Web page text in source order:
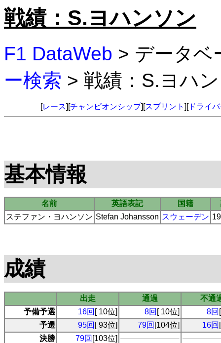
戦績：S.ヨハンソン
F1 DataWeb > データ
ー検索 > 戦績：S.ヨハ
[レース][チャンピオンシップ][スプリント ][ドライ
基本情報
名前 英語表記 国籍
ステファン・ヨハンソン Stefan Johansson スウェーデン
成績
出走 通過
不通
予備予選
16回 [ 10位] 8回 [ 10位] 8回
予選
95回 [ 93位] 79回 [104位] 16回
決勝
79回 [103位]